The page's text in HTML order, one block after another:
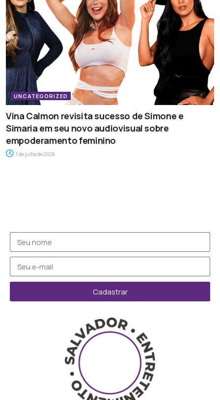
UNCATEGORIZED
Vina Calmon revisita sucesso de Simone e
Simaria em seu novo audiovisual sobre
empoderamento feminino
1 de julho de 2026
Cadastrar